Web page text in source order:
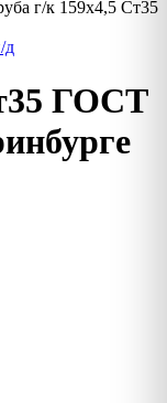
г/к 159х4,5 Ст35
ГОСТ